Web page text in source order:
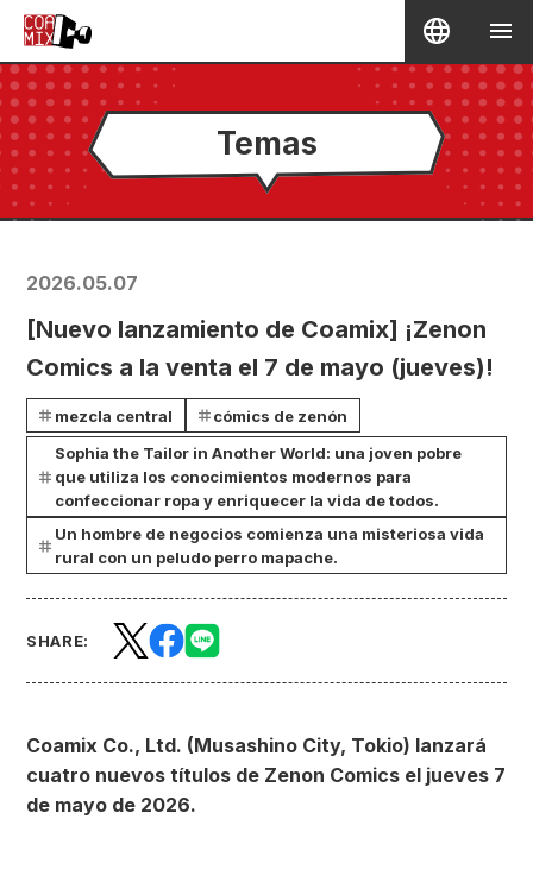
Temas
2026.05.07
[Nuevo lanzamiento de Coamix] ¡Zenon
Comics a la venta el 7 de mayo (jueves)!
mezcla central
cómics de zenón
Sophia the Tailor in Another World: una joven pobre
que utiliza los conocimientos modernos para
confeccionar ropa y enriquecer la vida de todos.
Un hombre de negocios comienza una misteriosa vida
rural con un peludo perro mapache.
SHARE:
Coamix Co., Ltd. (Musashino City, Tokio) lanzará
cuatro nuevos títulos de Zenon Comics el jueves 7
de mayo de 2026.